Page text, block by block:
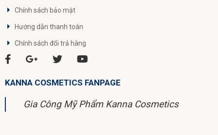
Chính sách bảo mật
Hướng dẫn thanh toán
Chính sách đổi trả hàng
KANNA COSMETICS FANPAGE
Gia Công Mỹ Phẩm Kanna Cosmetics